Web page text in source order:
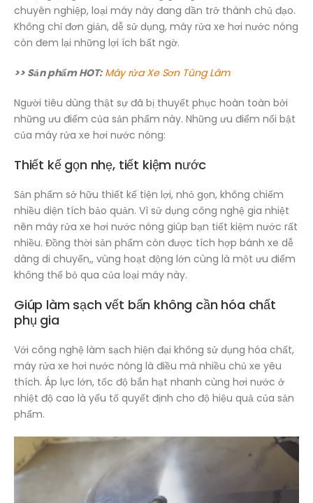
chuyên nghiệp, loại máy này đang dần trở thành chủ đạo.
Không chỉ đơn giản, dễ sử dụng, máy rửa xe hơi nước nóng
còn đem lại những lợi ích bất ngờ.
>> Sản phẩm HOT: Máy rửa Xe Sơn Tùng Lâm
Người tiêu dùng thật sự đã bị thuyết phục hoàn toàn bởi
những ưu điểm của sản phẩm này. Những ưu điểm nổi bật
của máy rửa xe hơi nước nóng:
Thiết kế gọn nhẹ, tiết kiệm nước
Sản phẩm sở hữu thiết kế tiện lợi, nhỏ gọn, không chiếm
nhiều diện tích bảo quản. Vì sử dụng công nghệ gia nhiệt
nên máy rửa xe hơi nước nóng giúp bạn tiết kiệm nước rất
nhiều. Đồng thời sản phẩm còn được tích hợp bánh xe dễ
dàng di chuyển,, vùng hoạt động lớn cùng là một ưu điểm
không thể bỏ qua của loại máy này.
Giúp làm sạch vết bẩn không cần hóa chất
phụ gia
Với công nghệ làm sạch hiện đại không sử dụng hóa chất,
máy rửa xe hơi nước nóng là điều mà nhiều chủ xe yêu
thích. Áp lực lớn, tốc độ bắn hạt nhanh cùng hơi nước ở
nhiệt độ cao là yếu tố quyết định cho độ hiệu quả của sản
phẩm.